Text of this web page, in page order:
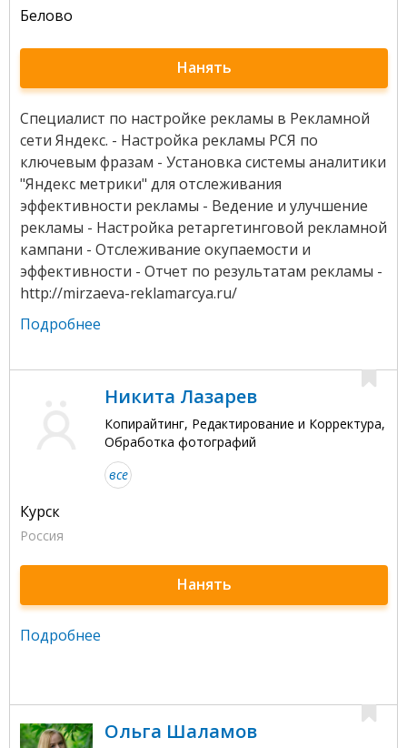
Белово
Нанять
Специалист по настройке рекламы в Рекламной
сети Яндекс. - Настройка рекламы РСЯ по
ключевым фразам - Установка системы аналитики
"Яндекс метрики" для отслеживания
эффективности рекламы - Ведение и улучшение
рекламы - Настройка ретаргетинговой рекламной
кампани - Отслеживание окупаемости и
эффективности - Отчет по результатам рекламы -
http://mirzaeva-reklamarcya.ru/
Подробнее
Никита Лазарев
Копирайтинг, Редактирование и Корректура,
Обработка фотографий
все
Курск
Россия
Нанять
Подробнее
Ольга Шаламов